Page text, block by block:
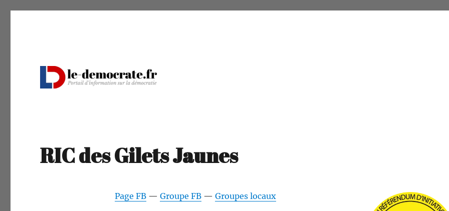
RIC des Gilets Jaunes
Page FB —Groupe FB —Groupes locaux